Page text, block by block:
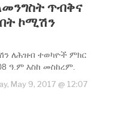
ጥብቅና
ኮሚሽን
ለሕዝብ ተወካዮች ምክር
ዓ.ም እስከ መስከረም.
May 9, 2017 @ 12:07